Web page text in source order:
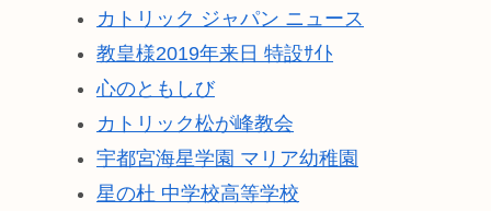
カトリック ジャパン ニュース
教皇様2019年来日 特設ｻｲﾄ
心のともしび
カトリック松が峰教会
宇都宮海星学園 マリア幼稚園
星の杜 中学校高等学校